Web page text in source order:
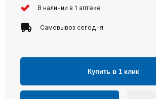
В наличии в 1 аптеке
Самовывоз сегодня
Купить в 1 клик